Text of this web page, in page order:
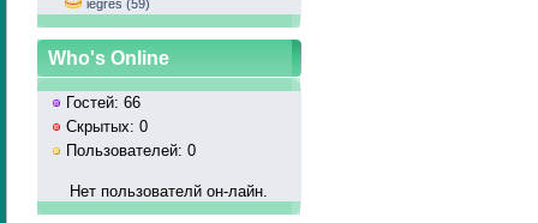
iegres (59)
Who's Online
Гостей: 66
Скрытых: 0
Пользователей: 0
Нет пользователй он-лайн.